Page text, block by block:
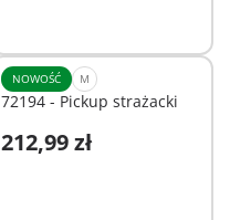
NOWOŚĆ M
72194 - Pickup strażacki
212,99 zł
Dodaj do koszyka